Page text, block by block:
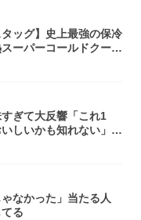
タッグ】史上最強の保冷
ーパーコールドクーラ
ぎて大反響「これ1
しいかも知れない」
ゃなかった」当たる人
る